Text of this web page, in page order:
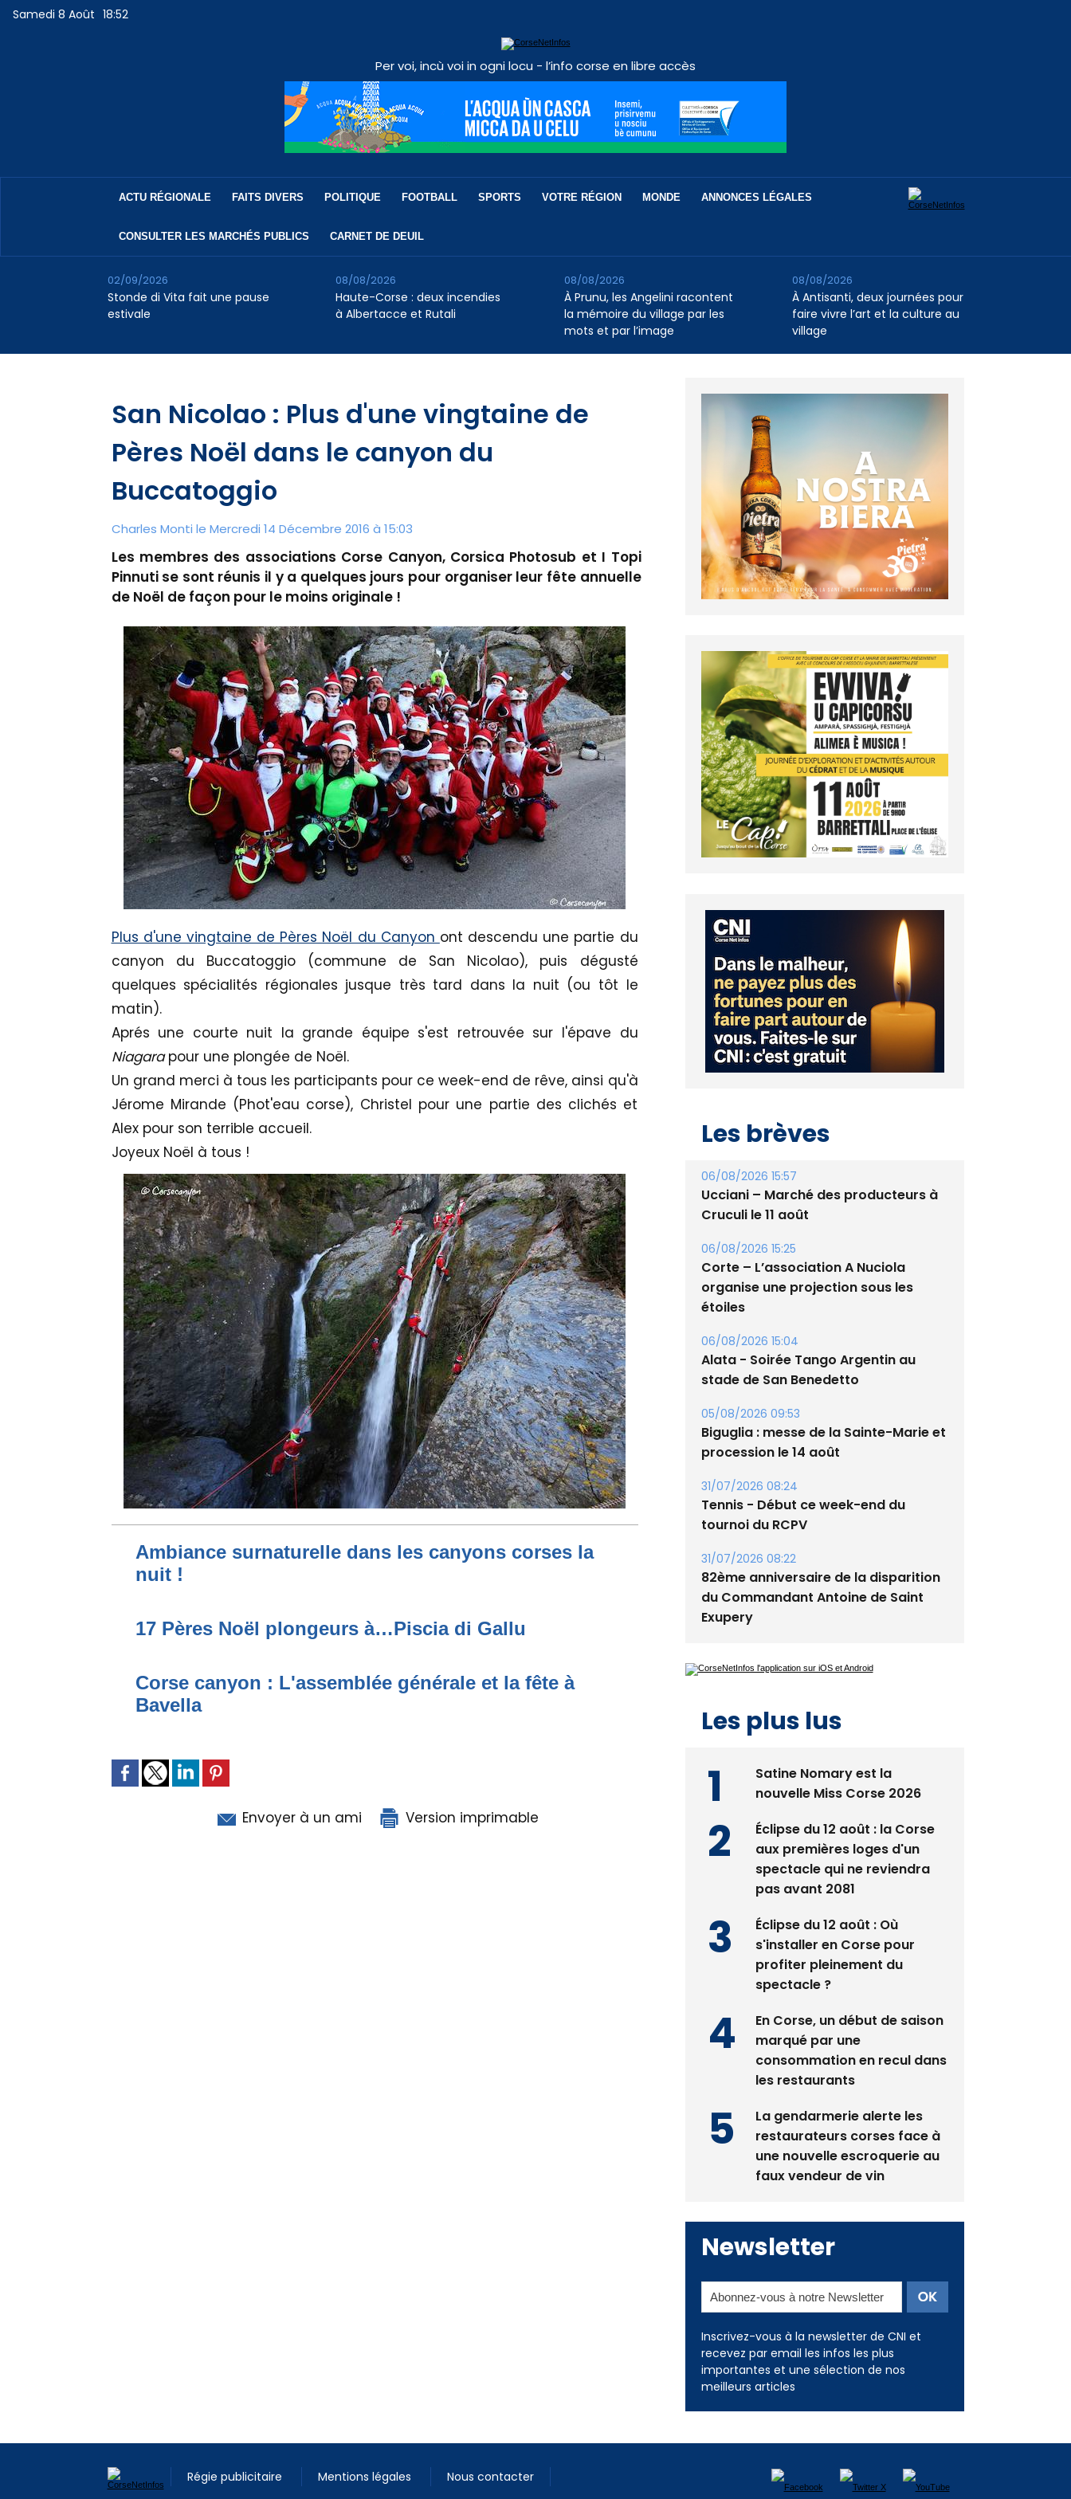
Samedi 8 Août 18:52
Per voi, incù voi in ogni locu - l’info corse en libre accès
ACTU RÉGIONALE FAITS DIVERS POLITIQUE FOOTBALL SPORTS VOTRE RÉGION MONDE ANNONCES LÉGALES
CONSULTER LES MARCHÉS PUBLICS CARNET DE DEUIL
Stonde di Vita fait une pause
estivale
02/09/2026
Haute-Corse : deux incendies
à Albertacce et Rutali
08/08/2026
À Prunu, les Angelini racontent
la mémoire du village par les
mots et par l’image
08/08/2026
À Antisanti, deux journées pour
faire vivre l’art et la culture au
village
08/08/2026
San Nicolao : Plus d'une vingtaine de
Pères Noël dans le canyon du
Buccatoggio
Charles Monti le Mercredi 14 Décembre 2016 à 15:03
Les membres des associations Corse Canyon, Corsica Photosub et I Topi
Pinnuti se sont réunis il y a quelques jours pour organiser leur fête annuelle
de Noël de façon pour le moins originale !
Plus d'une vingtaine de Pères Noël du Canyon ont descendu une partie du
canyon du Buccatoggio (commune de San Nicolao), puis dégusté
quelques spécialités régionales jusque très tard dans la nuit (ou tôt le
matin).
Aprés une courte nuit la grande équipe s'est retrouvée sur l'épave du
Niagarapour une plongée de Noël.
Un grand merci à tous les participants pour ce week-end de rêve, ainsi qu'à
Jérome Mirande (Phot'eau corse), Christel pour une partie des clichés et
Alex pour son terrible accueil.
Joyeux Noël à tous !
Ambiance surnaturelle dans les canyons corses la
nuit !
17 Pères Noël plongeurs à…Piscia di Gallu
Corse canyon : L'assemblée générale et la fête à
Bavella
Envoyer à un ami Version imprimable
Les brèves
06/08/2026 15:57
Ucciani – Marché des producteurs à
Cruculi le 11 août
06/08/2026 15:25
Corte – L’association A Nuciola
organise une projection sous les
étoiles
06/08/2026 15:04
Alata - Soirée Tango Argentin au
stade de San Benedetto
05/08/2026 09:53
Biguglia : messe de la Sainte-Marie et
procession le 14 août
31/07/2026 08:24
Tennis - Début ce week-end du
tournoi du RCPV
31/07/2026 08:22
82ème anniversaire de la disparition
du Commandant Antoine de Saint
Exupery
Les plus lus
Satine Nomary est la
nouvelle Miss Corse 2026
Éclipse du 12 août : la Corse
aux premières loges d'un
spectacle qui ne reviendra
pas avant 2081
Éclipse du 12 août : Où
s'installer en Corse pour
profiter pleinement du
spectacle ?
En Corse, un début de saison
marqué par une
consommation en recul dans
les restaurants
La gendarmerie alerte les
restaurateurs corses face à
une nouvelle escroquerie au
faux vendeur de vin
Newsletter
Inscrivez-vous à la newsletter de CNI et
recevez par email les infos les plus
importantes et une sélection de nos
meilleurs articles
Régie publicitaire Mentions légales Nous contacter